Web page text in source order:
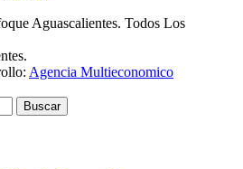
Aguascalientes. Todos Los
Agencia Multieconomico